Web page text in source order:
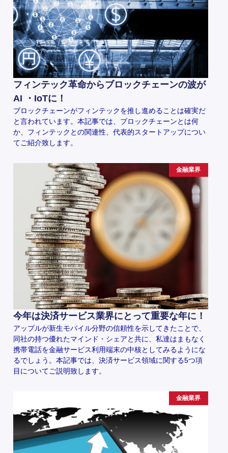
フィンテック革命からブロックチェーンの波が
AI ・IoTに！
ブロックチェーンがフィンテックを推し進めることは確実だ
と言われています。本記事では、ブロックチェーンとは何
か、フィンテックとの関連性、代表的スタートアップについ
てご紹介致します。
金融業界
今年は決済サービス業界にとって重要な年に！
アップルが新生モバイル分野の信頼性を示してきたことで、
同社の持つ優れたマインド・シェアと共に、私達はまもなく
携帯電話を金融サービス利用端末の中核としてみるようにな
るでしょう。本記事では、決済サービス領域に関する5つ項
目についてご説明致します。
金融業界